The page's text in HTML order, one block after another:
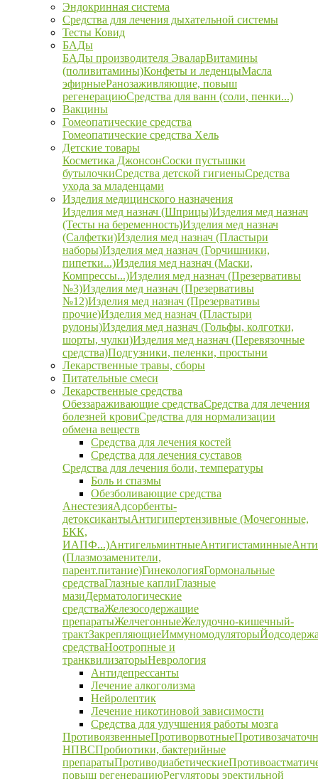
Эндокринная система
Средства для лечения дыхательной системы
Тесты Ковид
БАДы
БАДы производителя ЭваларВитамины
(поливитамины)Конфеты и леденцыМасла
эфирныеРанозаживляющие, повыш
регенерациюСредства для ванн (соли, пенки...)
Вакцины
Гомеопатические средства
Гомеопатические средства Хель
Детские товары
Косметика ДжонсонСоски пустышки
бутылочкиСредства детской гигиеныСредства
ухода за младенцами
Изделия медицинского назначения
Изделия мед назнач (Шприцы)Изделия мед назнач
(Тесты на беременность)Изделия мед назнач
(Салфетки)Изделия мед назнач (Пластыри
наборы)Изделия мед назнач (Горчишники,
пипетки...)Изделия мед назнач (Маски,
Компрессы...)Изделия мед назнач (Презервативы
№3)Изделия мед назнач (Презервативы
№12)Изделия мед назнач (Презервативы
прочие)Изделия мед назнач (Пластыри
рулоны)Изделия мед назнач (Гольфы, колготки,
шорты, чулки)Изделия мед назнач (Перевязочные
средства)Подгузники, пеленки, простыни
Лекарственные травы, сборы
Питательные смеси
Лекарственные средства
Обеззараживающие средстваСредства для лечения
болезней кровиСредства для нормализации
обмена веществ
Средства для лечения костей
Средства для лечения суставов
Средства для лечения боли, температуры
Боль и спазмы
Обезболивающие средства
АнестезияАдсорбенты-
детоксикантыАнтигипертензивные (Мочегонные,
БКК,
ИАПФ...)АнтигельминтныеАнтигистаминные
(Плазмозаменители,
парент.питание)ГинекологияГормональные
средстваГлазные каплиГлазные
мазиДерматологические
средстваЖелезосодержащие
препаратыЖелчегонныеЖелудочно-кишечный-
трактЗакрепляющиеИммуномодуляторы
средстваНоотропные и
транквилизаторыНеврология
Антидепрессанты
Лечение алкоголизма
Нейролептик
Лечение никотиновой зависимости
Средства для улучшения работы мозга
ПротивоязвенныеПротиворвотные
НПВСПробиотики, бактерийные
препаратыПротиводиабетические
повыш регенерациюРегуляторы эректильной